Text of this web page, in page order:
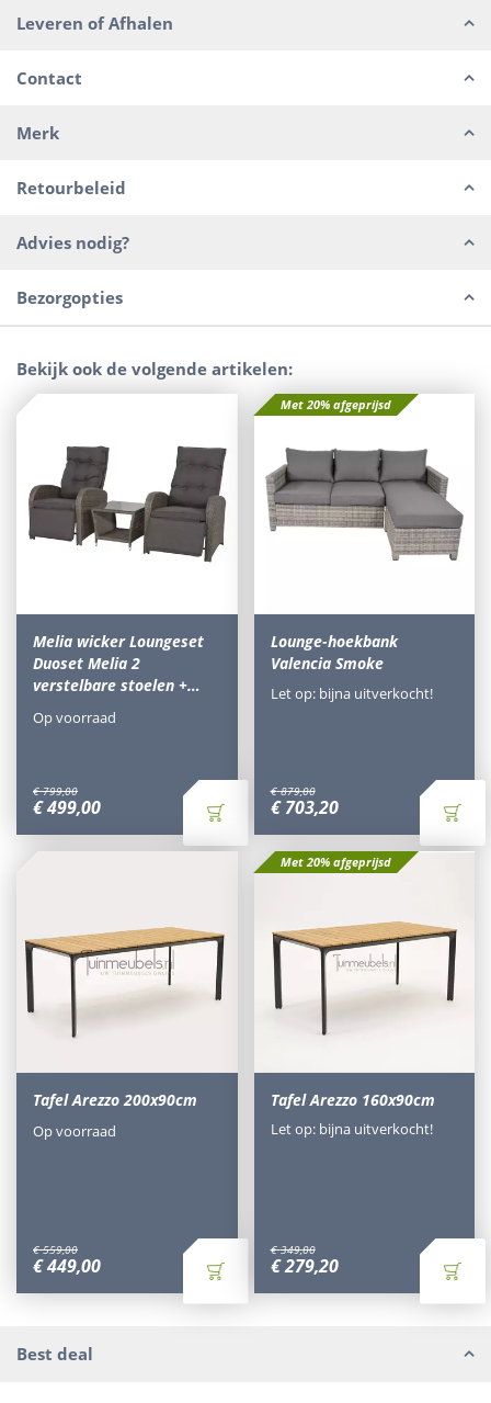
Leveren of Afhalen
Contact
Merk
Retourbeleid
Advies nodig?
Bezorgopties
Bekijk ook de volgende artikelen:
Melia wicker Loungeset
Duoset Melia 2
verstelbare stoelen +…
€ 799,00
€499,00
Op voorraad
Met 20% afgeprijsd
Lounge-hoekbank
Valencia Smoke
€ 879,00
€ 703,20
Let op: bijna uitverkocht!
Tafel Arezzo 200x90cm
€ 559,00
€449,00
Op voorraad
Met 20% afgeprijsd
Tafel Arezzo 160x90cm
€ 349,00
€279,20
Let op: bijna uitverkocht!
Best deal